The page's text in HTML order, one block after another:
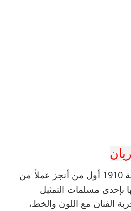
) سنة 1910 أول من أنجز عملاً من
بإحدى مسلمات التمثيل
الفنان مع اللون والخط،